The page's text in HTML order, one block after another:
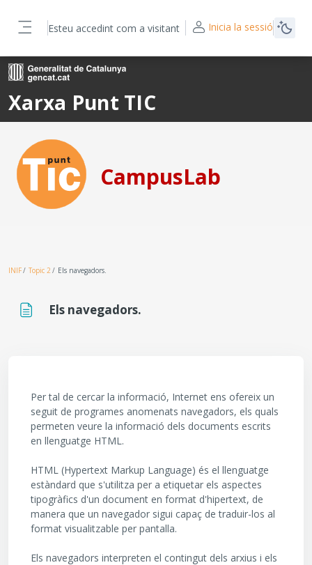
Xarxa Punt TIC
CampusLab
Esteu accedint com a visitant Inicia la sessió
INIF Topic 2 Els navegadors.
Els navegadors.
Per tal de cercar la informació, Internet ens ofereix un
seguit de programes anomenats navegadors, els quals
permeten veure la informació dels documents escrits
en llenguatge HTML.
HTML (Hypertext Markup Language) és el llenguatge
estàndard que s'utilitza per a etiquetar els aspectes
tipogràfics d'un document en format d'hipertext, de
manera que un navegador sigui capaç de traduir-los al
format visualitzable per pantalla.
Els navegadors interpreten el contingut dels arxius i els